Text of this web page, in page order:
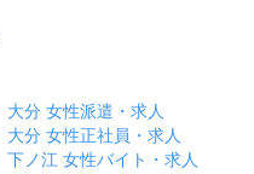
大分 女性派遣・求人
大分 女性正社員・求人
下ノ江 女性バイト・求人